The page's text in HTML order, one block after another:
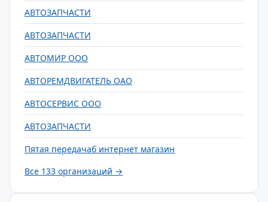
АВТОЗАПЧАСТИ
АВТОЗАПЧАСТИ
АВТОМИР ООО
АВТОРЕМДВИГАТЕЛЬ ОАО
АВТОСЕРВИС ООО
АВТОЗАПЧАСТИ
Пятая передачаб интернет магазин
Все 133 организаций →